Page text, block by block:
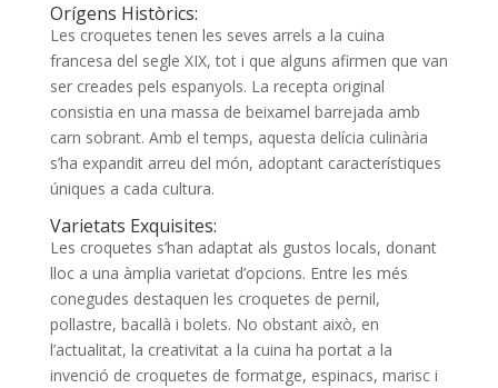
Orígens Històrics:
Les croquetes tenen les seves arrels a la cuina
francesa del segle XIX, tot i que alguns afirmen que van
ser creades pels espanyols. La recepta original
consistia en una massa de beixamel barrejada amb
carn sobrant. Amb el temps, aquesta delícia culinària
s’ha expandit arreu del món, adoptant característiques
úniques a cada cultura.
Varietats Exquisites:
Les croquetes s’han adaptat als gustos locals, donant
lloc a una àmplia varietat d’opcions. Entre les més
conegudes destaquen les croquetes de pernil,
pollastre, bacallà i bolets. No obstant això, en
l’actualitat, la creativitat a la cuina ha portat a la
invenció de croquetes de formatge, espinacs, marisc i